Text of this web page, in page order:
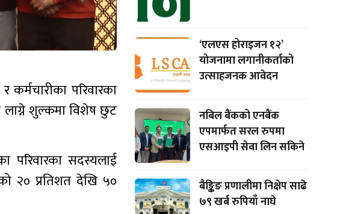
परिवारका
लाग्ने शुल्कमा विशेष छुट
परिवारका सदस्यलाई
२० प्रतिशत देखि ५०
‘एलएस होराइजन १२’
योजनामा लगानीकर्ताको
उत्साहजनक आवेदन
नबिल बैंकको एनबैंक
एपमार्फत सरल रुपमा
एसआइपी सेवा लिन सकिने
बैङ्किङ प्रणालीमा निक्षेप साढे
७९ खर्ब रुपियाँ नाघे